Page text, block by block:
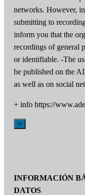
networks. However,
submitting to
inform you that the
recordings of general
or identifiable. -The
be published on the
as well as on social
+ info https://
×
INFORMACIÓN
DATOS